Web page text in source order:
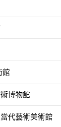
館
博物館
代藝術美術館